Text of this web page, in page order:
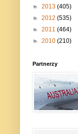
► 2013 (405)
► 2012 (535)
► 2011 (464)
► 2010 (210)
Partnerzy